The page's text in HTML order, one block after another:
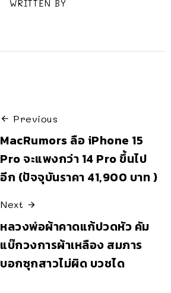
WRITTEN BY
Previous
MacRumors ลือ iPhone 15
Pro จะแพงกว่า 14 Pro ขึ้นไป
อีก (ปัจจุบันราคา 41,900 บาท )
Next
หลวงพ่อผ้าคาดแก้ปวดหัว คัม
แบ๊กวงการผ้าเหลือง สมภาร
บอกซุกสาวไม่ผิด บวชได